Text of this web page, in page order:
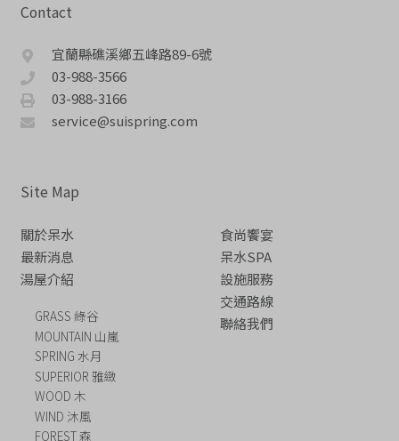
Contact
宜蘭縣礁溪鄉五峰路89-6號
03-988-3566
03-988-3166
service@suispring.com
Site Map
關於呆水
最新消息
湯屋介紹
GRASS 綠谷
MOUNTAIN 山嵐
SPRING 水月
SUPERIOR 雅緻
WOOD 木
WIND 沐風
FOREST 森
食尚饗宴
呆水SPA
設施服務
交通路線
聯絡我們